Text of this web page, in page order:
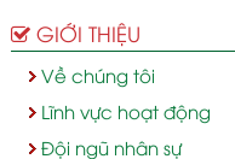
GIỚI THIỆU
Về chúng tôi
Lĩnh vực hoạt động
Đội ngũ nhân sự